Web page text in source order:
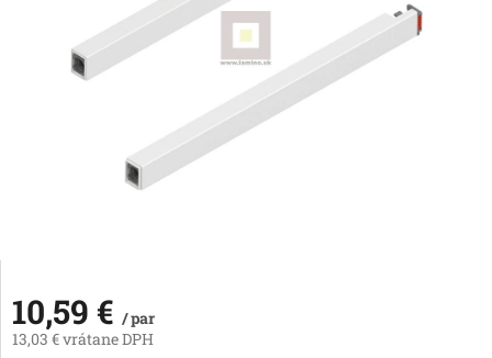
10,59 € / par
13,03 € vrátane DPH